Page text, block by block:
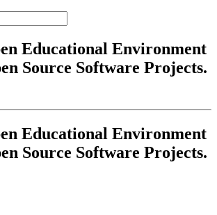
Educational Environment
Source Software Projects.
Educational Environment
Source Software Projects.